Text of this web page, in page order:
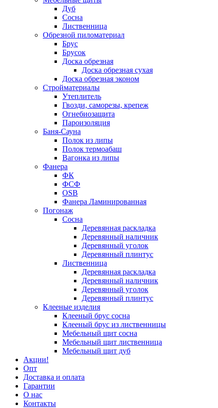
Дуб
Сосна
Лиственница
Обрезной пиломатериал
Брус
Брусок
Доска обрезная
Доска обрезная сухая
Доска обрезная эконом
Стройматериалы
Утеплитель
Гвозди, саморезы, крепеж
Огнебиозащита
Пароизоляция
Баня-Сауна
Полок из липы
Полок термоабаш
Вагонка из липы
Фанера
ФК
ФСФ
OSB
Фанера Ламинированная
Погонаж
Сосна
Деревянная раскладка
Деревянный наличник
Деревянный уголок
Деревянный плинтус
Лиственница
Деревянная раскладка
Деревянный наличник
Деревянный уголок
Деревянный плинтус
Клееные изделия
Клееный брус сосна
Клееный брус из лиственницы
Мебельный щит сосна
Мебельный щит лиственница
Мебельный щит дуб
Акции!
Опт
Доставка и оплата
Гарантии
О нас
Контакты